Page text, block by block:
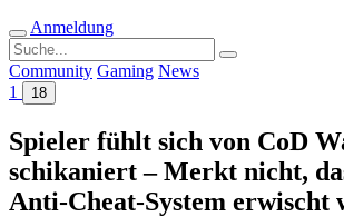
Anmeldung
Suche
nach:
Community Gaming News
1
18
Spieler fühlt sich von CoD
schikaniert – Merkt nicht,
Anti-Cheat-System erwischt